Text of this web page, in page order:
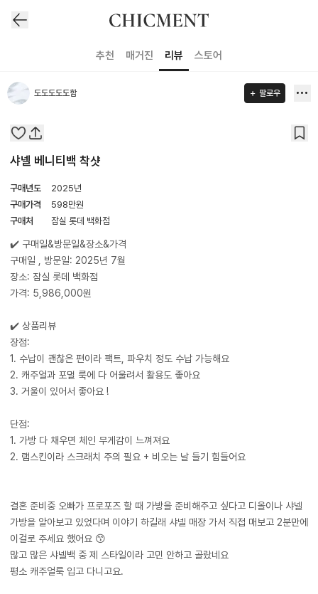
추천 매거진 리뷰 스토어
도도도도도함 팔로우
샤넬 베니티백 착샷
구매년도
2025년
구매가격
598만원
구매처
잠실 롯데 백화점
✔️ 구매일&방문일&장소&가격
구매일 , 방문일: 2025년 7월
장소: 잠실 롯데 백화점
가격: 5,986,000원
✔️ 상품리뷰
장점:
1. 수납이 괜찮은 편이라 팩트, 파우치 정도 수납 가능해요
2. 캐주얼과 포멀 룩에 다 어울려서 활용도 좋아요
3. 거울이 있어서 좋아요 !
​단점:
1. 가방 다 채우면 체인 무게감이 느껴져요
2. 램스킨이라 스크래치 주의 필요 + 비오는 날 들기 힘들어요
결혼 준비중 오빠가 프로포즈 할 때 가방을 준비해주고 싶다고 디올이나 샤넬
가방을 알아보고 있었다며 이야기 하길래 샤넬 매장 가서 직접 매보고 2분만에
이걸로 주세요 했어요 😙
​많고 많은 샤넬백 중 제 스타일이라 고민 안하고 골랐네요
평소 캐주얼룩 입고 다니고요.